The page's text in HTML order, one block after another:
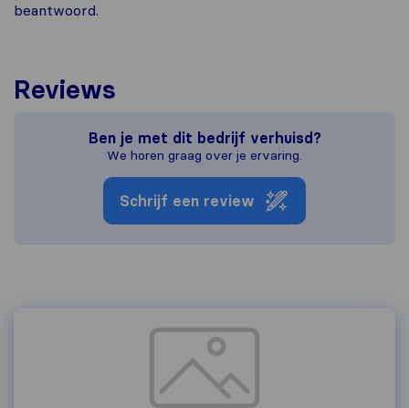
beantwoord.
Reviews
Ben je met dit bedrijf verhuisd?
We horen graag over je ervaring.
Schrijf een review